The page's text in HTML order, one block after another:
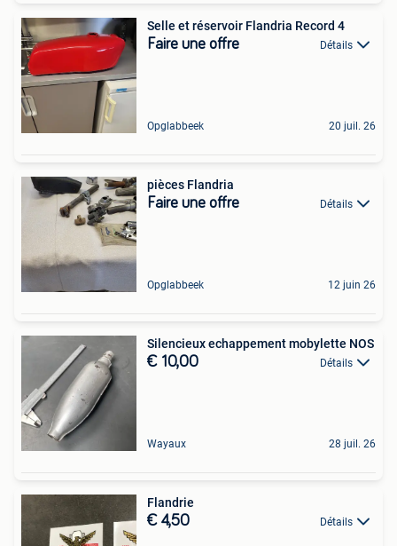
Selle et réservoir Flandria Record 4
Faire une offre Détails
Opglabbeek 20 juil. 26
pièces Flandria
Faire une offre Détails
Opglabbeek 12 juin 26
Silencieux echappement mobylette NOS
€ 10,00 Détails
Wayaux 28 juil. 26
Flandrie
€ 4,50 Détails